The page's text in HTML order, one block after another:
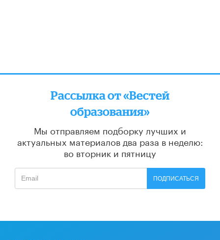
Рассылка от «Вестей
образования»
Мы отправляем подборку лучших и
актуальных материалов два раза в неделю:
во вторник и пятницу
ПОДПИСАТЬСЯ